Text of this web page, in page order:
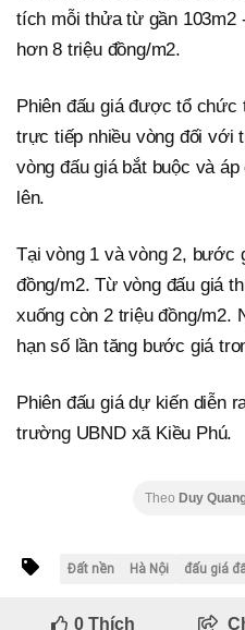
tích mỗi thửa từ gần
hơn 8 triệu đồng/m2.
Phiên đấu giá được tổ chức
trực tiếp nhiều vòng đối với
vòng đấu giá bắt buộc và
lên.
Tại vòng 1 và vòng 2, bước
đồng/m2. Từ vòng đấu giá
xuống còn 2 triệu đồng/m2.
hạn số lần tăng bước giá
Phiên đấu giá dự kiến diễn
trường UBND xã Kiều Phú.
Theo Duy
Đất nền Hà Nội đấu giá
0Thích